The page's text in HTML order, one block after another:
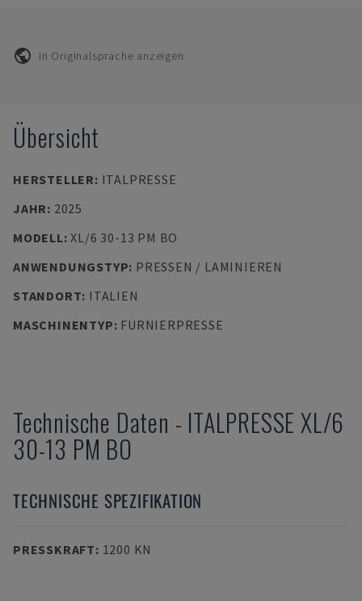
In Originalsprache anzeigen
Übersicht
HERSTELLER: ITALPRESSE
JAHR: 2025
MODELL:XL/6 30-13 PM BO
ANWENDUNGSTYP: PRESSEN / LAMINIEREN
STANDORT: ITALIEN
MASCHINENTYP: FURNIERPRESSE
Technische Daten - ITALPRESSE XL/6
30-13 PM BO
TECHNISCHE SPEZIFIKATION
PRESSKRAFT: 1200 KN